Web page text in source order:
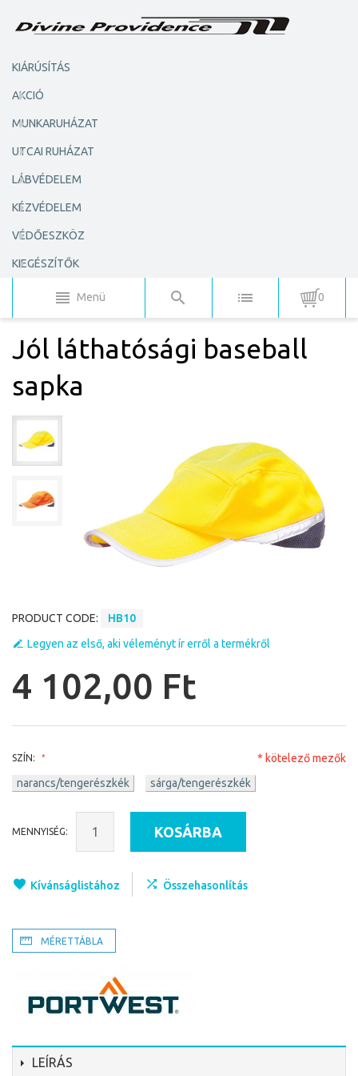
KIÁRÚSÍTÁS
AKCIÓ
MUNKARUHÁZAT
UTCAI RUHÁZAT
LÁBVÉDELEM
KÉZVÉDELEM
VÉDŐESZKÖZ
KIEGÉSZÍTŐK
Menü 0
Jól láthatósági baseball
sapka
PRODUCT CODE:
HB10
Legyen az első, aki véleményt ír erről a termékről
4 102,00 Ft
SZÍN:
narancs/tengerészkék sárga/tengerészkék
* kötelező mezők
MENNYISÉG: KOSÁRBA
Kívánságlistához Összehasonlítás
MÉRETTÁBLA
LEÍRÁS